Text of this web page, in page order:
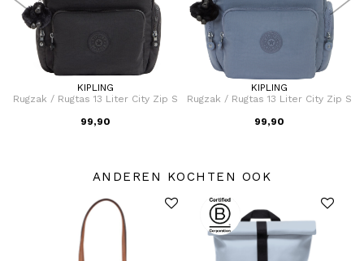
KIPLING
Rugzak / Rugtas 13 Liter City Zip S
99,90
KIPLING
Rugzak / Rugtas 13 Liter City Zip S
99,90
ANDEREN KOCHTEN OOK